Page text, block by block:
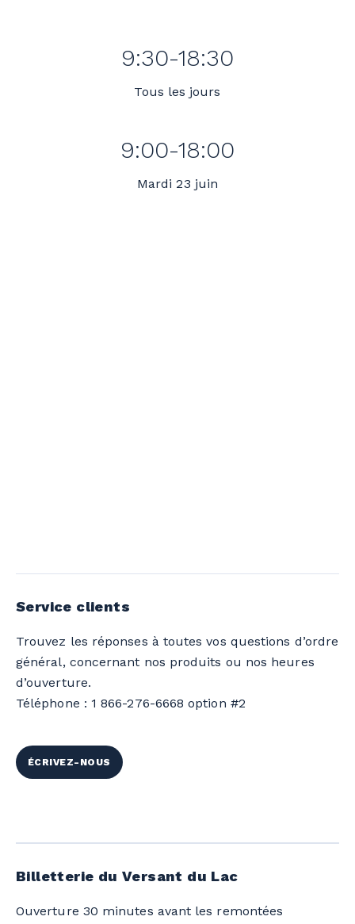
9:30-18:30
Tous les jours
9:00-18:00
Mardi 23 juin
Service clients
Trouvez les réponses à toutes vos questions d’ordre
général, concernant nos produits ou nos heures
d’ouverture.
Téléphone : 1 866-276-6668 option #2
ÉCRIVEZ-NOUS
Billetterie du Versant du Lac
Ouverture 30 minutes avant les remontées